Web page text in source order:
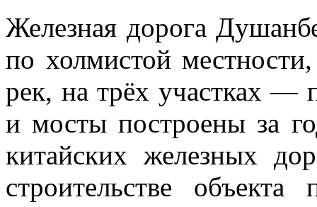
Железная дорога
по холмистой
рек, на трёх участках —
и мосты построены за
китайских железных
строительстве